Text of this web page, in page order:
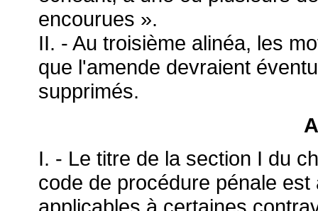
encourues ».
II. - Au troisième alinéa, les
que l'amende devraient
supprimés.
I. - Le titre de la section I du
code de procédure pénale